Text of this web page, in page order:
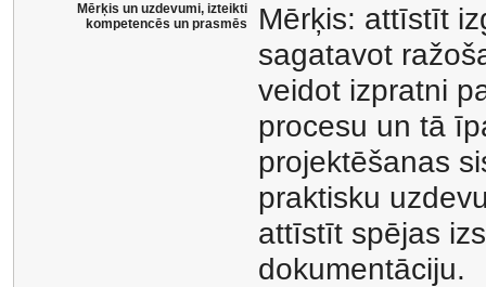
Mērķis un uzdevumi, izteikti
kompetencēs un prasmēs
Mērķis: attīstīt
sagatavot
veidot izpratni
procesu un tā
projektēšanas
praktisku
attīstīt spējas
dokumentāciju.